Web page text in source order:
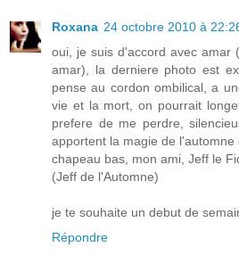
Roxana 24 octobre 2010 à
oui, je suis d'accord avec amar
amar), la derniere photo est
pense au cordon ombilical, a
vie et la mort, on pourrait
prefere de me perdre,
apportent la magie de l'automne
chapeau bas, mon ami, Jeff le
(Jeff de l'Automne)
je te souhaite un debut de
Répondre